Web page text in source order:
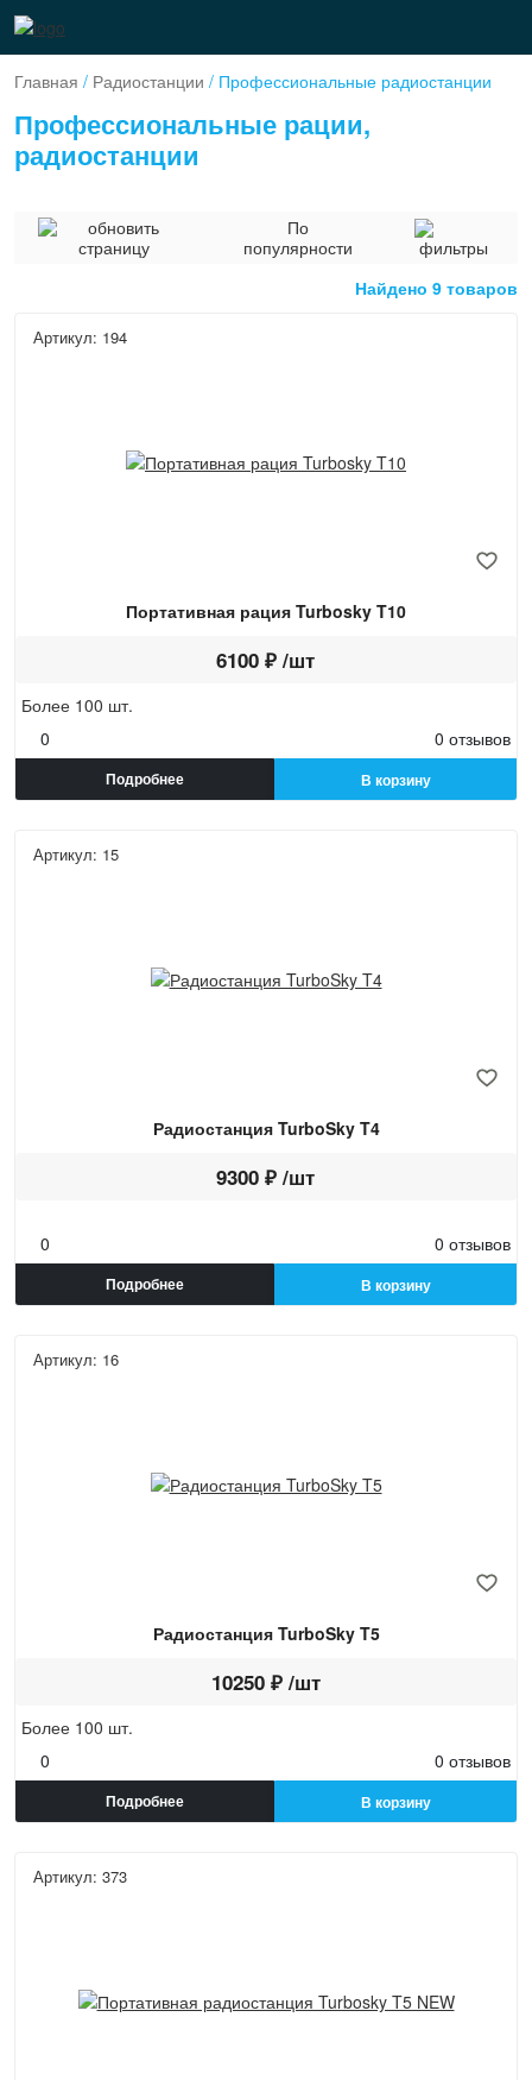
Главная / Радиостанции / Профессиональные радиостанции
Профессиональные рации,
радиостанции
По
популярности
Найдено 9 товаров
Артикул: 194
Портативная рация Turbosky T10
6100 ₽ /шт
Более 100 шт.
0
0 отзывов
Подробнее В корзину
Артикул: 15
Радиостанция TurboSky T4
9300 ₽ /шт
0 0 отзывов
Подробнее В корзину
Артикул: 16
Радиостанция TurboSky T5
10250 ₽ /шт
Более 100 шт.
0
0 отзывов
Подробнее В корзину
Артикул: 373